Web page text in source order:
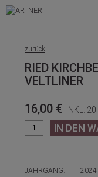
zurück
RIED
VELTLINER
16,00 €
INKL.
JAHRGANG:
2024